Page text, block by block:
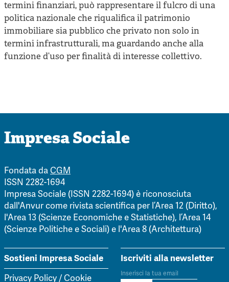
termini finanziari, può rappresentare il fulcro di una
politica nazionale che riqualifica il patrimonio
immobiliare sia pubblico che privato non solo in
termini infrastrutturali, ma guardando anche alla
funzione d’uso per finalità di interesse collettivo.
Impresa Sociale
Fondata daCGM
ISSN 2282-1694
Impresa Sociale (ISSN 2282-1694) è riconosciuta
dall'Anvur come rivista scientifica per l’Area 12 (Diritto),
l'Area 13 (Scienze Economiche e Statistiche), l’Area 14
(Scienze Politiche e Sociali) e l'Area 8 (Architettura)
Sostieni Impresa Sociale
Privacy Policy/Cookie
Iscriviti alla newsletter